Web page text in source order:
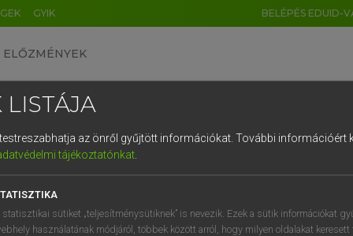
GYIK BELÉPÉS EDUID-
ELŐZMÉNYEK
egyetemes nagyszótár
LISTÁJA
az önről gyűjtött információkat. További információért
tájékoztatónkat.
statisztikai sütiket „teljesítménysütiknek” is nevezik. Ezek a sütik információkat
használatának módjáról, többek között arról, hogy milyen oldalakat keresett
DE CN FR ES IT NL
1 2 3 4 5 6 7 8 9
q w e r t z u i